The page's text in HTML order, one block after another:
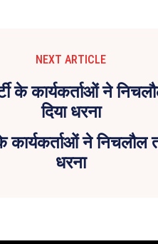
NEXT ARTICLE
कार्यकर्ताओं ने निचलौल
धरना